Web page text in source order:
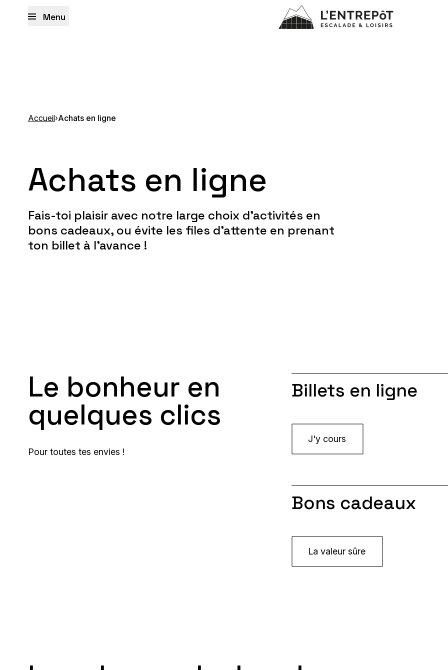
Menu
Accueil›Achats en ligne
Achats en ligne
Fais-toi plaisir avec notre large choix d'activités en
bons cadeaux, ou évite les files d'attente en prenant
ton billet à l'avance !
Le bonheur en
quelques clics
Pour toutes tes envies !
Billets en ligne
J'y cours
Bons cadeaux
La valeur sûre